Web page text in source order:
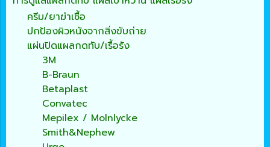
ครีม/ยาฆ่าเชื้อ
ปกป้องผิวหนังจากสิ่งขับถ่าย
แผ่นปิดแผลกดทับ/เรื้อรัง
3M
B-Braun
Betaplast
Convatec
Mepilex / Molnlycke
Smith&Nephew